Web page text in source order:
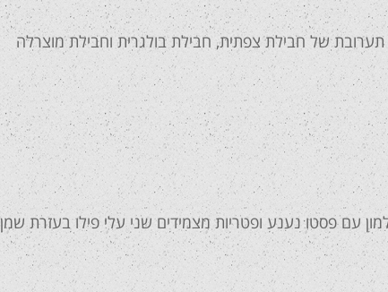
של חבילת צפתית, חבילת בולגרית וחבילת מוצרלה
עם פסטו נענע ופטריות מצמידים שני עלי פילו בעזרת שמן